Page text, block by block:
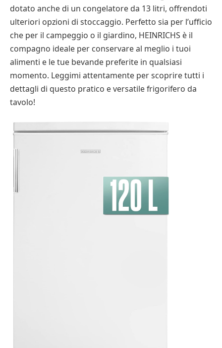
dotato anche di un congelatore da 13 litri, offrendoti
ulteriori opzioni di stoccaggio. Perfetto sia per l’ufficio
che per il campeggio o il giardino, HEINRICHS è il
compagno ideale per conservare al meglio i tuoi
alimenti e le tue bevande preferite in qualsiasi
momento. Leggimi attentamente per scoprire tutti i
dettagli di questo pratico e versatile frigorifero da
tavolo!